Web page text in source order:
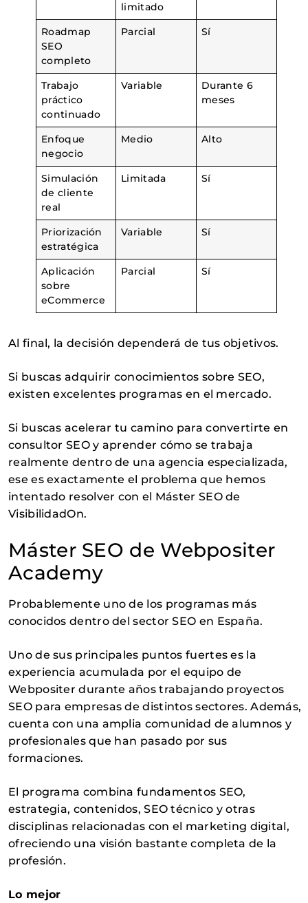
limitado
Roadmap
SEO
completo
Parcial Sí
Trabajo
práctico
continuado
Variable
Durante 6
meses
Enfoque
negocio
Medio Alto
Simulación
de cliente
real
Limitada Sí
Priorización
estratégica
Variable Sí
Aplicación
sobre
eCommerce
Parcial Sí
Al final, la decisión dependerá de tus objetivos.
Si buscas adquirir conocimientos sobre SEO,
existen excelentes programas en el mercado.
Si buscas acelerar tu camino para convertirte en
consultor SEO y aprender cómo se trabaja
realmente dentro de una agencia especializada,
ese es exactamente el problema que hemos
intentado resolver con el Máster SEO de
VisibilidadOn.
Máster SEO de Webpositer
Academy
Probablemente uno de los programas más
conocidos dentro del sector SEO en España.
Uno de sus principales puntos fuertes es la
experiencia acumulada por el equipo de
Webpositer durante años trabajando proyectos
SEO para empresas de distintos sectores. Además,
cuenta con una amplia comunidad de alumnos y
profesionales que han pasado por sus
formaciones.
El programa combina fundamentos SEO,
estrategia, contenidos, SEO técnico y otras
disciplinas relacionadas con el marketing digital,
ofreciendo una visión bastante completa de la
profesión.
Lo mejor